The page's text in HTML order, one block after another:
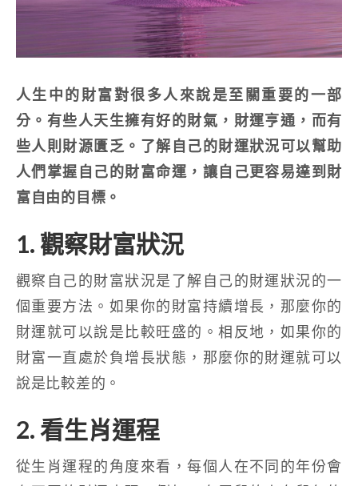
人生中的財富對很多人來說是至關重要的一部
分。有些人天生擁有好的財氣，財運亨通，而有
些人則財源匱乏。了解自己的財運狀況可以幫助
人們掌握自己的財富命運，讓自己更容易達到財
富自由的目標。
1. 觀察財富狀況
觀察自己的財富狀況是了解自己的財運狀況的一
個重要方法。如果你的財富持續增長，那麼你的
財運就可以說是比較旺盛的。相反地，如果你的
財富一直處於負增長狀態，那麼你的財運就可以
說是比較差的。
2. 看生肖運程
從生肖運程的角度來看，每個人在不同的年份會